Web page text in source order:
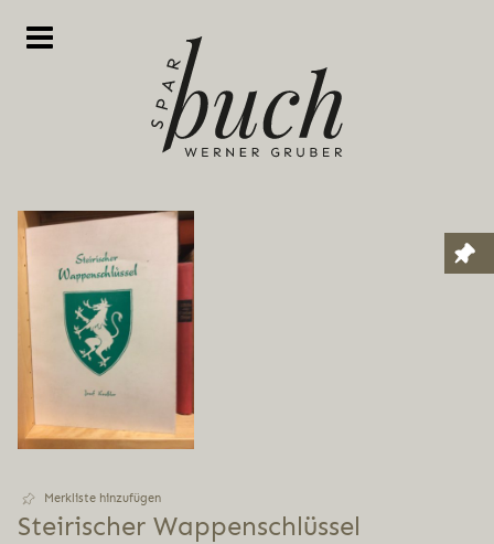
Merkliste hinzufügen
Stei­ri­scher Wappenschlüssel